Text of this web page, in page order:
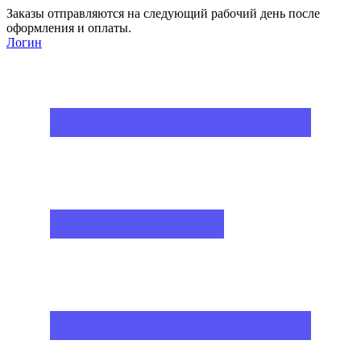
Заказы отправляются на следующий рабочий день после
оформления и оплаты.
Логин